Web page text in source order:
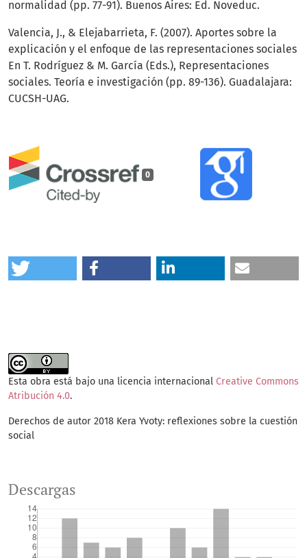
0
normalidad (pp. 77-91). Buenos Aires: Ed. Noveduc.
Valencia, J., & Elejabarrieta, F. (2007). Aportes sobre la
explicación y el enfoque de las representaciones sociales
En T. Rodríguez & M. García (Eds.), Representaciones
sociales. Teoría e investigación (pp. 89-136). Guadalajara:
CUCSH-UAG.
Esta obra está bajo una licencia internacional Creative Commons
Atribución 4.0.
Derechos de autor 2018 Kera Yvoty: reflexiones sobre la cuestión
social
Descargas